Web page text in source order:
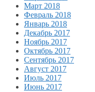
Март 2018
Февраль 2018
Январь 2018
Декабрь 2017
Ноябрь 2017
Октябрь 2017
Сентябрь 2017
Август 2017
Июль 2017
Июнь 2017